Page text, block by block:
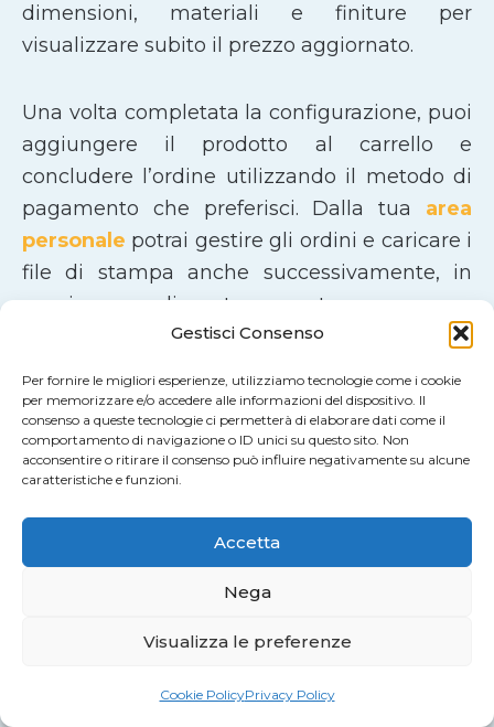
Gestisci Consenso
Per fornire le migliori esperienze, utilizziamo tecnologie come i cookie
per memorizzare e/o accedere alle informazioni del dispositivo. Il
consenso a queste tecnologie ci permetterà di elaborare dati come il
comportamento di navigazione o ID unici su questo sito. Non
acconsentire o ritirare il consenso può influire negativamente su alcune
caratteristiche e funzioni.
Accetta
Nega
Visualizza le preferenze
Cookie PolicyPrivacy Policy
dimensioni, materiali e finiture per
visualizzare subito il prezzo aggiornato.
Una volta completata la configurazione, puoi
aggiungere il prodotto al carrello e
concludere l’ordine utilizzando il metodo di
pagamento che preferisci. Dalla tua area
personale potrai gestire gli ordini e caricare i
file di stampa anche successivamente, in
maniera semplice e trasparente.
Un Servizio di Stampa Apprezzato dai
Nostri Clienti
La qualità del nostro lavoro è confermata da
chi ci sceglie ogni giorno.
valutazione media di4,8 su 5 su Google,
basata sulle recensioni di clienti soddisfatti
Aziende, professionisti e privati apprezzano
qualità di stampa, lacura dei materiali